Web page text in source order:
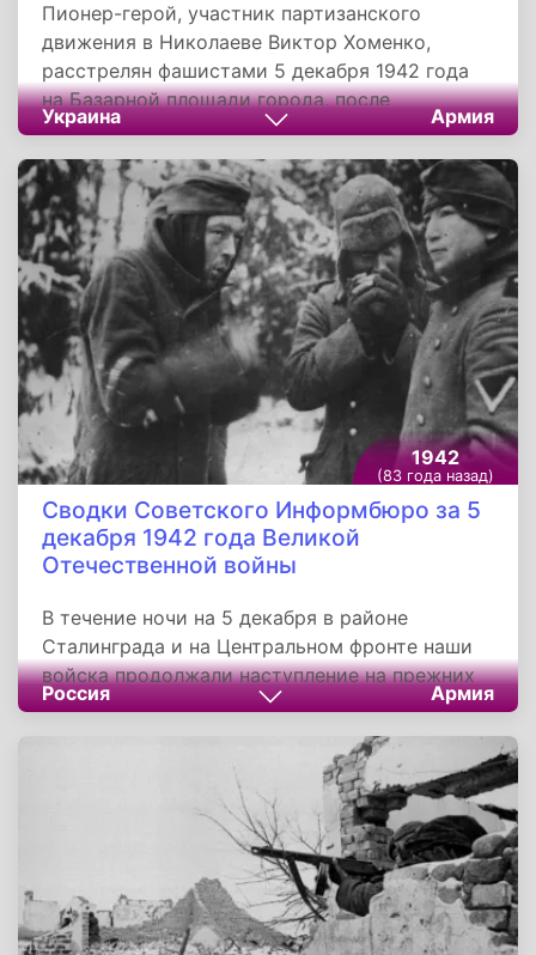
Пионер-герой, участник партизанского
движения в Николаеве Виктор Хоменко,
расстрелян фашистами 5 декабря 1942 года
на Базарной площади города, после
нескольких суток непрерывных допросов и
пыток. Вместе с ним были арестованы десять
членов подполья. В 1965 году юные герои
посмертно награждены орденом
Отечественной войны первой степени.
Украина Армия
1942
(83 года назад)
Сводки Советского Информбюро за 5
декабря 1942 года Великой
Отечественной войны
В течение ночи на 5 декабря в районе
Сталинграда и на Центральном фронте наши
войска продолжали наступление на прежних
направлениях. В заводском районе
Сталинграда наши части, действуя мелкими
группами, блокировали и уничтожали опорные
пункты противника. Разрушено 25 дзотов и
блиндажей. Немцы потеряли убитыми свыше
200 солдат и офицеров. На другом участке
советские артиллеристы уничтожили 3
немецких орудия, 5 миномётов, 9 пулемётных
точек и истребили до роты гитлеровцев.
Россия Армия